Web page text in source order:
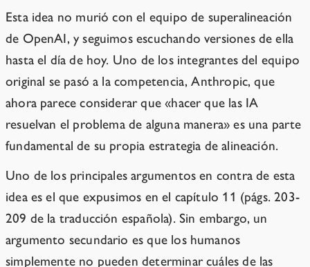
Esta idea no murió con el equipo de superalineación
de OpenAI, y seguimos escuchando versiones de ella
hasta el día de hoy. Uno de los integrantes del equipo
original se pasó a la competencia, Anthropic, que
ahora parece considerar que «hacer que las IA
resuelvan el problema de alguna manera» es una parte
fundamental de su propia estrategia de alineación.
Uno de los principales argumentos en contra de esta
idea es el que expusimos en el capítulo 11 (págs. 203-
209 de la traducción española). Sin embargo, un
argumento secundario es que los humanos
simplemente no pueden determinar cuáles de las